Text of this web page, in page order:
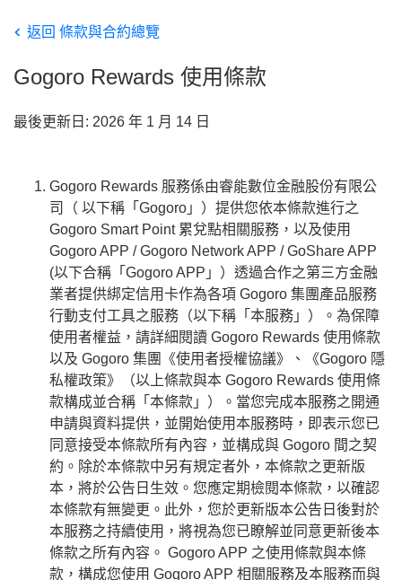
返回 條款與合約總覽
Gogoro Rewards 使用條款
最後更新日: 2026 年 1 月 14 日
Gogoro Rewards 服務係由睿能數位金融股份有限公
司（ 以下稱「Gogoro」）提供您依本條款進行之
Gogoro Smart Point 累兌點相關服務，以及使用
Gogoro APP / Gogoro Network APP / GoShare APP
(以下合稱「Gogoro APP」）透過合作之第三方金融
業者提供綁定信用卡作為各項 Gogoro 集團產品服務
行動支付工具之服務（以下稱「本服務」）。為保障
使用者權益，請詳細閱讀 Gogoro Rewards 使用條款
以及 Gogoro 集團《使用者授權協議》、《Gogoro 隱
私權政策》（以上條款與本 Gogoro Rewards 使用條
款構成並合稱「本條款」）。當您完成本服務之開通
申請與資料提供，並開始使用本服務時，即表示您已
同意接受本條款所有內容，並構成與 Gogoro 間之契
約。除於本條款中另有規定者外，本條款之更新版
本，將於公告日生效。您應定期檢閱本條款，以確認
本條款有無變更。此外，您於更新版本公告日後對於
本服務之持續使用，將視為您已瞭解並同意更新後本
條款之所有內容。 Gogoro APP 之使用條款與本條
款，構成您使用 Gogoro APP 相關服務及本服務而與